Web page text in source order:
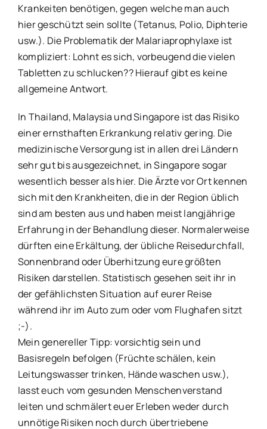
Krankeiten benötigen, gegen welche man auch
hier geschützt sein sollte (Tetanus, Polio, Diphterie
usw.). Die Problematik der Malariaprophylaxe ist
kompliziert: Lohnt es sich, vorbeugend die vielen
Tabletten zu schlucken?? Hierauf gibt es keine
allgemeine Antwort.
In Thailand, Malaysia und Singapore ist das Risiko
einer ernsthaften Erkrankung relativ gering. Die
medizinische Versorgung ist in allen drei Ländern
sehr gut bis ausgezeichnet, in Singapore sogar
wesentlich besser als hier. Die Ärzte vor Ort kennen
sich mit den Krankheiten, die in der Region üblich
sind am besten aus und haben meist langjährige
Erfahrung in der Behandlung dieser. Normalerweise
dürften eine Erkältung, der übliche Reisedurchfall,
Sonnenbrand oder Überhitzung eure größten
Risiken darstellen. Statistisch gesehen seit ihr in
der gefählichsten Situation auf eurer Reise
während ihr im Auto zum oder vom Flughafen sitzt
;-).
Mein genereller Tipp: vorsichtig sein und
Basisregeln befolgen (Früchte schälen, kein
Leitungswasser trinken, Hände waschen usw.),
lasst euch vom gesunden Menschenverstand
leiten und schmälert euer Erleben weder durch
unnötige Risiken noch durch übertriebene